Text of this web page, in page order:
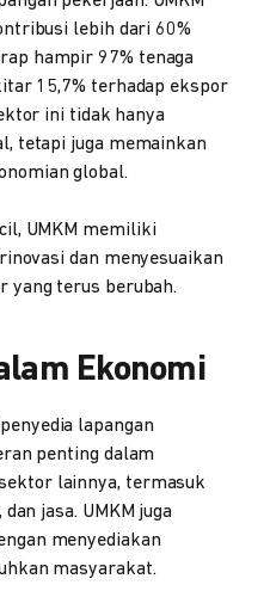
lebih dari 60%
hampir 97% tenaga
15,7% terhadap ekspor
ini tidak hanya
tetapi juga memainkan
global.
UMKM memiliki
dan menyesuaikan
yang terus berubah.
Ekonomi
lapangan
penting dalam
lainnya, termasuk
jasa. UMKM juga
menyediakan
masyarakat.